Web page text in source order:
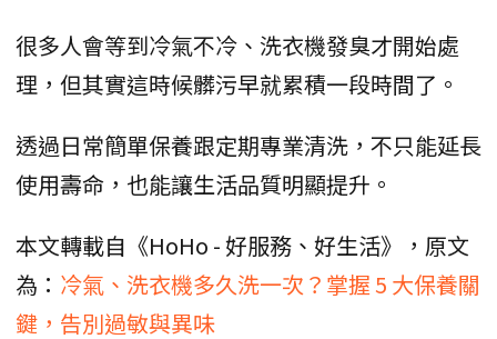
很多人會等到冷氣不冷、洗衣機發臭才開始處
理，但其實這時候髒污早就累積一段時間了。
透過日常簡單保養跟定期專業清洗，不只能延長
使用壽命，也能讓生活品質明顯提升。
本文轉載自《HoHo - 好服務、好生活》，原文
為： 冷氣、洗衣機多久洗一次？掌握 5 大保養關
鍵，告別過敏與異味